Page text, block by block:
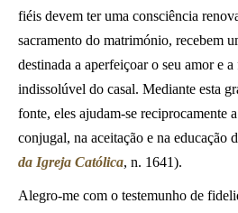
fiéis devem ter uma consciência
sacramento do matrimónio, recebem
destinada a aperfeiçoar o seu amor e
indissolúvel do casal. Mediante esta
fonte, eles ajudam-se reciprocamente
conjugal, na aceitação e na educação
da Igreja Católica, n. 1641).
Alegro-me com o testemunho de